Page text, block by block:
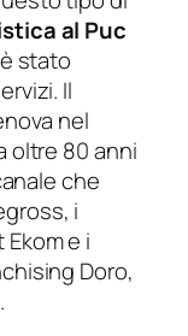
al Puc
stato
Il
nel
oltre 80 anni
che
i
e i
Doro,